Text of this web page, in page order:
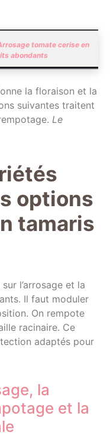
tomate cerise en
abondants
la floraison et la
suivantes traitent
Le
options
tamaris
l’arrosage et la
Il faut moduler
On rempote
racinaire. Ce
adaptés pour
la
et la